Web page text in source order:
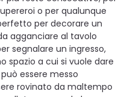
o per qualunque
per decorare un
agganciare al tavolo
segnalare un ingresso,
spazio a cui si vuole dare
essere messo
rovinato da maltempo